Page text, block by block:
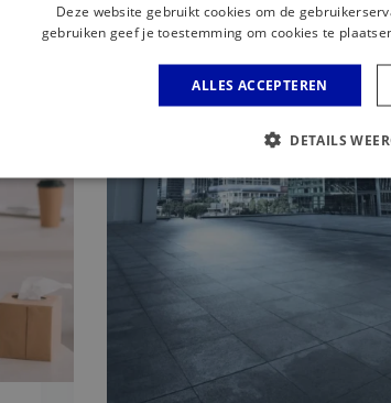
Deze website gebruikt cookies om de
gebruiken geef je toestemming om cookies te
ALLES ACCEPTEREN
DETAILS